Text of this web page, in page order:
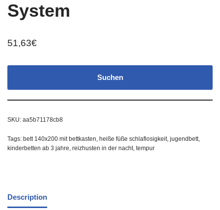
System
51,63€
Suchen
SKU: aa5b71178cb8
Tags: bett 140x200 mit bettkasten, heiße füße schlaflosigkeit, jugendbett,
kinderbetten ab 3 jahre, reizhusten in der nacht, tempur
Description